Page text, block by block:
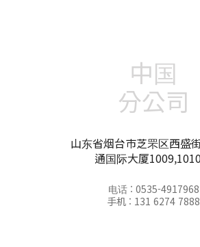
中国
分公司
山东省烟台市芝罘区西盛
通国际大厦
电话 : 0535-4917968
手机 : 131 6274 7888